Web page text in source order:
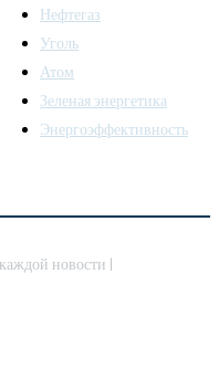
Нефтегаз
Уголь
Атом
Зеленая энергетика
Энергоэффективность
новости |